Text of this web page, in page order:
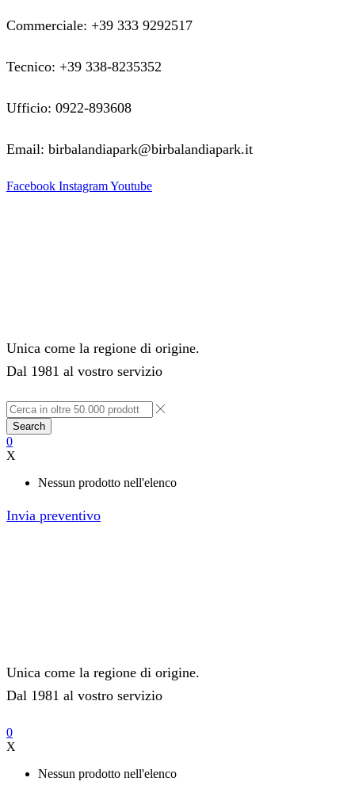
Commerciale: +39 333 9292517
Tecnico: +39 338-8235352
Ufficio: 0922-893608
Email: birbalandiapark@birbalandiapark.it
Facebook InstagramYoutube
Unica come la regione di origine.
Dal 1981 al vostro servizio
Search
0
X
Nessun prodotto nell'elenco
Invia preventivo
Unica come la regione di origine.
Dal 1981 al vostro servizio
0
X
Nessun prodotto nell'elenco